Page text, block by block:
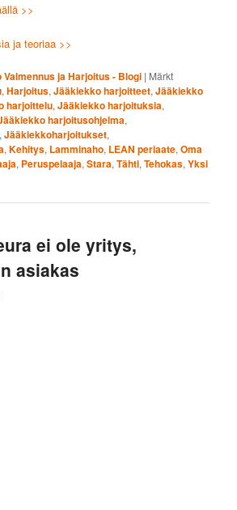
>>
ja teoriaa >>
ja Harjoitus - Blogi | Märkt
,Harjoitus,Jääkiekko harjoitteet,Jääkiekko
harjoittelu,Jääkiekko harjoituksia,
harjoitusohjelma,
,Jääkiekkoharjoitukset,
,Kehitys, Lamminaho, LEAN periaate,Oma
, Peruspelaaja,Stara,Tähti,Tehokas,Yksi
ei ole yritys,
asiakas